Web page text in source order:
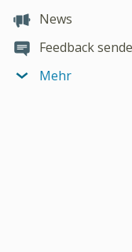
News
Feedback
Mehr